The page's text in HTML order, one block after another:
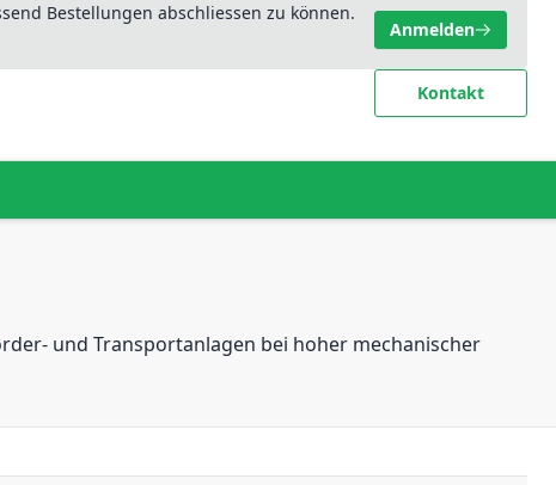
Bestellungen abschliessen zu können.
Anmelden
Kontakt
und Transportanlagen bei hoher mechanischer